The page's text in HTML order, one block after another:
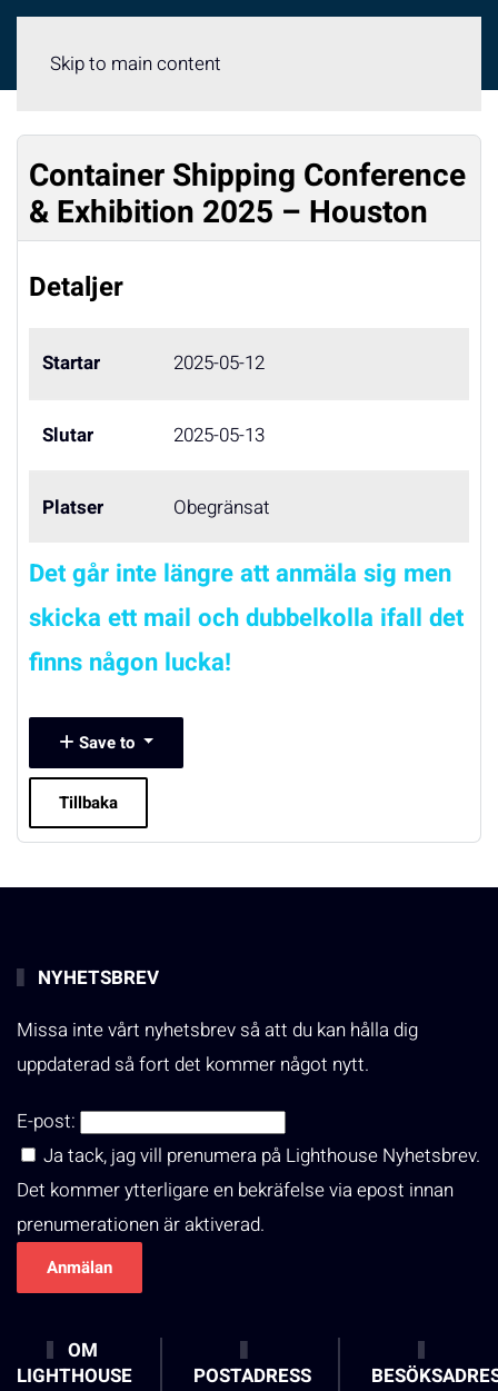
Skip to main content
Container Shipping Conference
& Exhibition 2025 – Houston
Detaljer
Startar 2025-05-12
Slutar 2025-05-13
Platser Obegränsat
Det går inte längre att anmäla sig men
skicka ett mail och dubbelkolla ifall det
finns någon lucka!
Save to
Tillbaka
NYHETSBREV
Missa inte vårt nyhetsbrev så att du kan hålla dig
uppdaterad så fort det kommer något nytt.
E-post:
Ja tack, jag vill prenumera på Lighthouse Nyhetsbrev.
Det kommer ytterligare en bekräfelse via epost innan
prenumerationen är aktiverad.
OM
LIGHTHOUSE
POSTADRESS